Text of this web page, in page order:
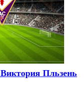
Пльзень